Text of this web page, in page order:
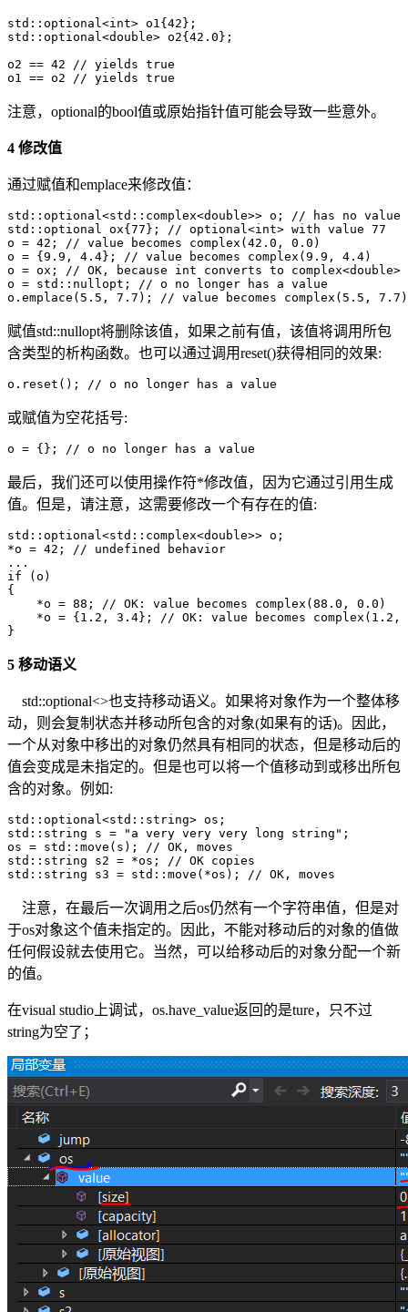
std::optional<int> o1{42};
std::optional<double> o2{42.0};
o2 == 42 // yields true
o1 == o2 // yields true
注意，optional的bool值或原始指针值可能会导致一些意外。
4 修改值
通过赋值和emplace来修改值：
std::optional<std::complex<double>> o; // has no value
std::optional ox{77}; // optional<int> with value 77
o = 42; // value becomes complex(42.0, 0.0)
o = {9.9, 4.4}; // value becomes complex(9.9, 4.4)
o = ox; // OK, because int converts to complex<double>
o = std::nullopt; // o no longer has a value
o.emplace(5.5, 7.7); // value becomes complex(5.5, 7.7)
赋值std::nullopt将删除该值，如果之前有值，该值将调用所包
含类型的析构函数。也可以通过调用reset()获得相同的效果:
o.reset(); // o no longer has a value
或赋值为空花括号:
o = {}; // o no longer has a value
最后，我们还可以使用操作符*修改值，因为它通过引用生成
值。但是，请注意，这需要修改一个有存在的值:
std::optional<std::complex<double>> o;
*o = 42; // undefined behavior
...
if (o)
{
    *o = 88; // OK: value becomes complex(88.0, 0.0)
*o = {1.2, 3.4}; // OK: value becomes complex(1.2,
}
5 移动语义
std::optional<>也支持移动语义。如果将对象作为一个整体移
动，则会复制状态并移动所包含的对象(如果有的话)。因此，
一个从对象中移出的对象仍然具有相同的状态，但是移动后的
值会变成是未指定的。但是也可以将一个值移动到或移出所包
含的对象。例如:
std::optional<std::string> os;
std::string s = "a very very very long string";
os = std::move(s); // OK, moves
std::string s2 = *os; // OK copies
std::string s3 = std::move(*os); // OK, moves
注意，在最后一次调用之后os仍然有一个字符串值，但是对
于os对象这个值未指定的。因此，不能对移动后的对象的值做
任何假设就去使用它。当然，可以给移动后的对象分配一个新
的值。
在visual studio上调试，os.have_value返回的是ture，只不过
string为空了；